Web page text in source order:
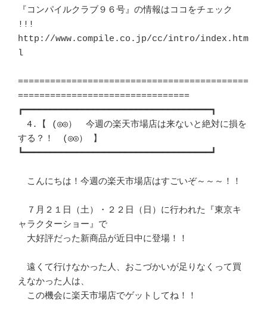
『コンパイルクラブ９６号』の情報はココをチェック
!!!
http://www.compile.co.jp/cc/intro/index.htm
l
===========================================
================================
┏━━━━━━━━━━━━━━━━━━━━━━━━━━━━━━━━━━━┓
4.【 (◎◎）　今週の楽天市場店は来ないと絶対に損を
する？！　(◎◎） 】
┗━━━━━━━━━━━━━━━━━━━━━━━━━━━━━━━━━━━┛
こんにちは！今週の楽天市場店はすごいぞ～～～！！
７月２１日（土）・２２日（日）に行われた『東京キ
ャラクターショー』で
大好評だった新商品が近日中に登場！！
遠くて行けなかった人、おこづかいが足りなくって買
えなかった人は、
この機会に楽天市場店でゲットしてね！！